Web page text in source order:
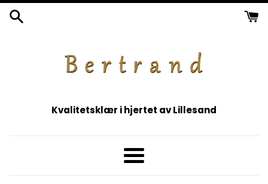
Gå
videre
Kvalitetsklær i hjertet av Lillesand
Meny